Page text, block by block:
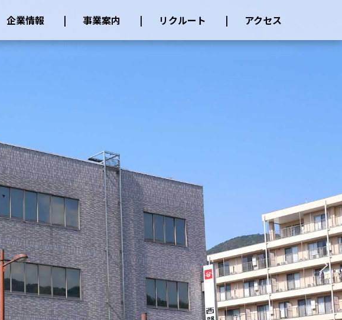
企業情報
企業概要
ご挨拶
沿革
事業案内
船舶解体
鉄･スクラップ･産廃
建設鋼材
給排水･空調･電気工事
電設資材･電化製品
リクルート
採用情報
募集要項
問い合わせ
アクセス
アクセス